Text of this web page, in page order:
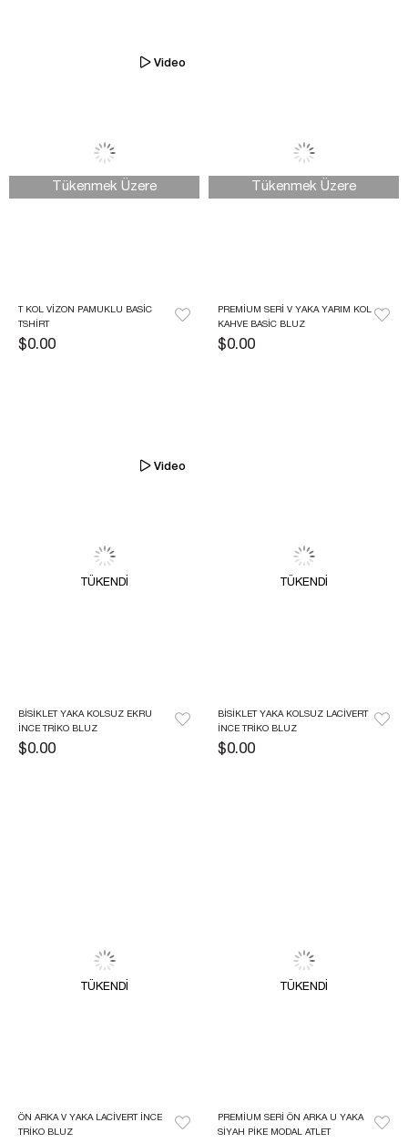
T KOL VIZON PAMUKLU BASIC
TSHIRT
$0.00
Tükenmek Üzere
Video
PREMIUM SERI V YAKA YARIM KOL
KAHVE BASIC BLUZ
$0.00
Tükenmek Üzere
TÜKENDI
BISIKLET YAKA KOLSUZ EKRU
İNCE TRIKO BLUZ
$0.00
Video
TÜKENDI
BISIKLET YAKA KOLSUZ LACIVERT
İNCE TRIKO BLUZ
$0.00
TÜKENDI
ÖN ARKA V YAKA LACIVERT İNCE
TRIKO BLUZ
TÜKENDI
PREMIUM SERI ÖN ARKA U YAKA
SIYAH PIKE MODAL ATLET